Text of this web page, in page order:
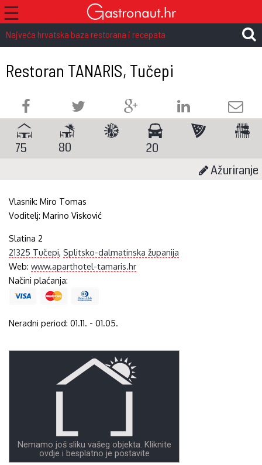
☰
Najveća hrvatska baza restorana i recepata
Restoran TANARIS, Tučepi
75 80
20
Ažuriranje
Vlasnik:Miro Tomas
Voditelj:Marino Visković
Slatina 2
21325 Tučepi,Splitsko-dalmatinska županija
Web:www.aparthotel-tamaris.hr
Načini plaćanja:
Neradni period: 01.11. - 01.05.
Nemamo još sliku vašeg objekta. Kliknite
ovdje i besplatno je postavite